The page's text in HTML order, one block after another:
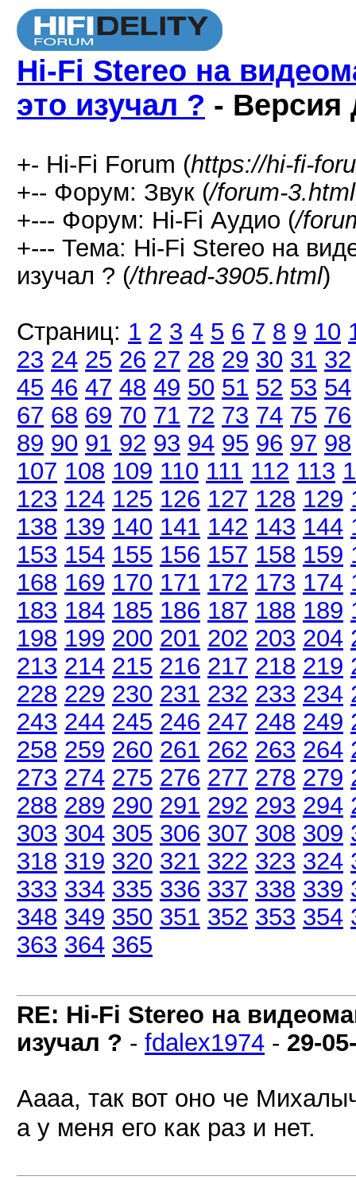
Hi-Fi Stereo на
это изучал ? - Версия
+- Hi-Fi Forum (https://hi-fi-
+-- Форум: Звук (/forum-3.html
+--- Форум: Hi-Fi Аудио (/
+--- Тема: Hi-Fi Stereo на
изучал ? (/thread-3905.html)
Страниц: 1 2 3 4 5 6 7 8 9 10
23 24 25 26 27 28 29 30 31 32
45 46 47 48 49 50 51 52 53 54
67 68 69 70 71 72 73 74 75 76
89 90 91 92 93 94 95 96 97 98
107 108 109 110 111 112 113
123 124 125 126 127 128 129
138 139 140 141 142 143 144
153 154 155 156 157 158 159
168 169 170 171 172 173 174
183 184 185 186 187 188 189
198 199 200 201 202 203 204
213 214 215 216 217 218 219
228 229 230 231 232 233 234
243 244 245 246 247 248 249
258 259 260 261 262 263 264
273 274 275 276 277 278 279
288 289 290 291 292 293 294
303 304 305 306 307 308 309
318 319 320 321 322 323 324
333 334 335 336 337 338 339
348 349 350 351 352 353 354
363 364 365
RE: Hi-Fi Stereo на
изучал ? - fdalex1974 - 29-
Аааа, так вот оно че
а у меня его как раз и нет.